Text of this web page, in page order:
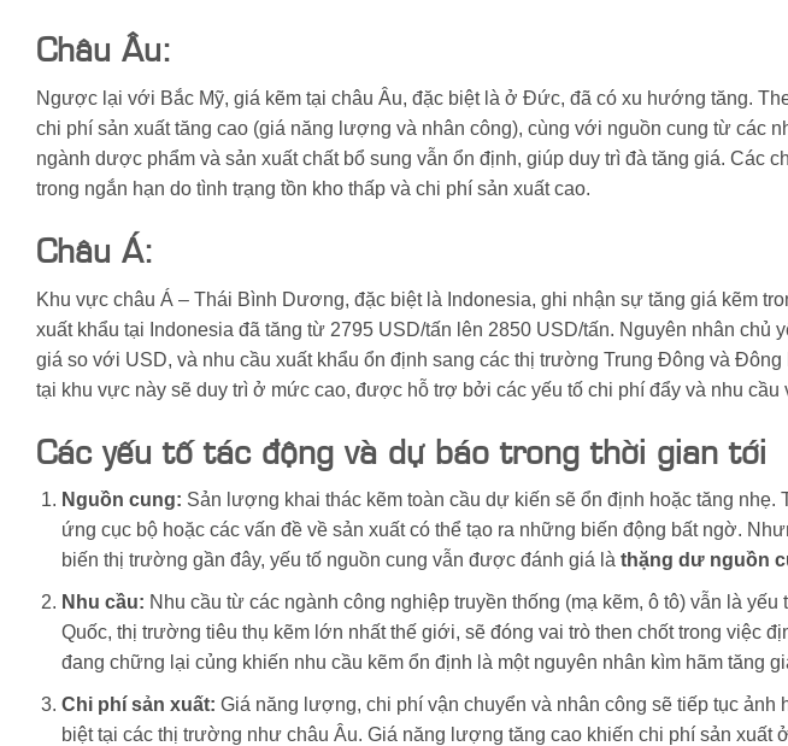
Châu Âu:
Ngược lại với Bắc Mỹ, giá kẽm tại châu Âu, đặc biệt là ở Đức, đã có xu hướng tăng.
chi phí sản xuất tăng cao (giá năng lượng và nhân công), cùng với nguồn cung từ các
ngành dược phẩm và sản xuất chất bổ sung vẫn ổn định, giúp duy trì đà tăng giá. Các
trong ngắn hạn do tình trạng tồn kho thấp và chi phí sản xuất cao.
Châu Á:
Khu vực châu Á – Thái Bình Dương, đặc biệt là Indonesia, ghi nhận sự tăng giá kẽm
xuất khẩu tại Indonesia đã tăng từ 2795 USD/tấn lên 2850 USD/tấn. Nguyên nhân chủ
giá so với USD, và nhu cầu xuất khẩu ổn định sang các thị trường Trung Đông và
tại khu vực này sẽ duy trì ở mức cao, được hỗ trợ bởi các yếu tố chi phí đẩy và nhu cầu
Các yếu tố tác động và dự báo trong thời gian tới
Nguồn cung: Sản lượng khai thác kẽm toàn cầu dự kiến sẽ ổn định hoặc tăng nhẹ.
ứng cục bộ hoặc các vấn đề về sản xuất có thể tạo ra những biến động bất ngờ.
biến thị trường gần đây, yếu tố nguồn cung vẫn được đánh giá là thặng dư nguồn
Nhu cầu: Nhu cầu từ các ngành công nghiệp truyền thống (mạ kẽm, ô tô) vẫn là
Quốc, thị trường tiêu thụ kẽm lớn nhất thế giới, sẽ đóng vai trò then chốt trong việc
đang chững lại củng khiến nhu cầu kẽm ổn định là một nguyên nhân kìm hãm tăng
Chi phí sản xuất: Giá năng lượng, chi phí vận chuyển và nhân công sẽ tiếp tục
biệt tại các thị trường như châu Âu. Giá năng lượng tăng cao khiến chi phí sản xuất